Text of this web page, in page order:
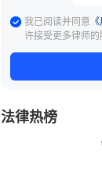
我已阅读并同意
许接受更多律师的
法律热榜